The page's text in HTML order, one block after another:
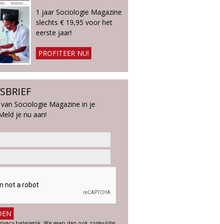
1 jaar Sociologie Magazine
slechts € 19,95 voor het
eerste jaar!
PROFITEER NU!
Sociologie Magazine in je
je nu aan!